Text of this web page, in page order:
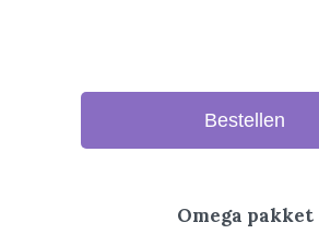
Bestellen
Omega pakket